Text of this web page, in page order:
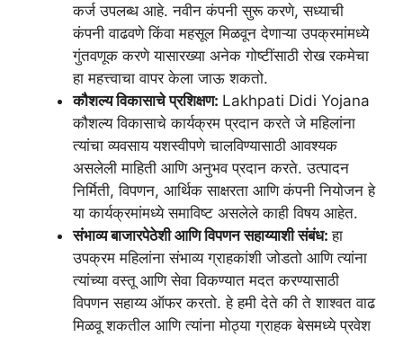
कर्ज उपलब्ध आहे. नवीन कंपनी सुरू करणे, सध्याची
कंपनी वाढवणे किंवा महसूल मिळवून देणाऱ्या उपक्रमांमध्ये
गुंतवणूक करणे यासारख्या अनेक गोष्टींसाठी रोख रकमेचा
हा महत्त्वाचा वापर केला जाऊ शकतो.
कौशल्य विकासाचे प्रशिक्षण: Lakhpati Didi Yojana
कौशल्य विकासाचे कार्यक्रम प्रदान करते जे महिलांना
त्यांचा व्यवसाय यशस्वीपणे चालविण्यासाठी आवश्यक
असलेली माहिती आणि अनुभव प्रदान करते. उत्पादन
निर्मिती, विपणन, आर्थिक साक्षरता आणि कंपनी नियोजन हे
या कार्यक्रमांमध्ये समाविष्ट असलेले काही विषय आहेत.
संभाव्य बाजारपेठेशी आणि विपणन सहाय्याशी संबंध:हा
उपक्रम महिलांना संभाव्य ग्राहकांशी जोडतो आणि त्यांना
त्यांच्या वस्तू आणि सेवा विकण्यात मदत करण्यासाठी
विपणन सहाय्य ऑफर करतो. हे हमी देते की ते शाश्वत वाढ
मिळवू शकतील आणि त्यांना मोठ्या ग्राहक बेसमध्ये प्रवेश